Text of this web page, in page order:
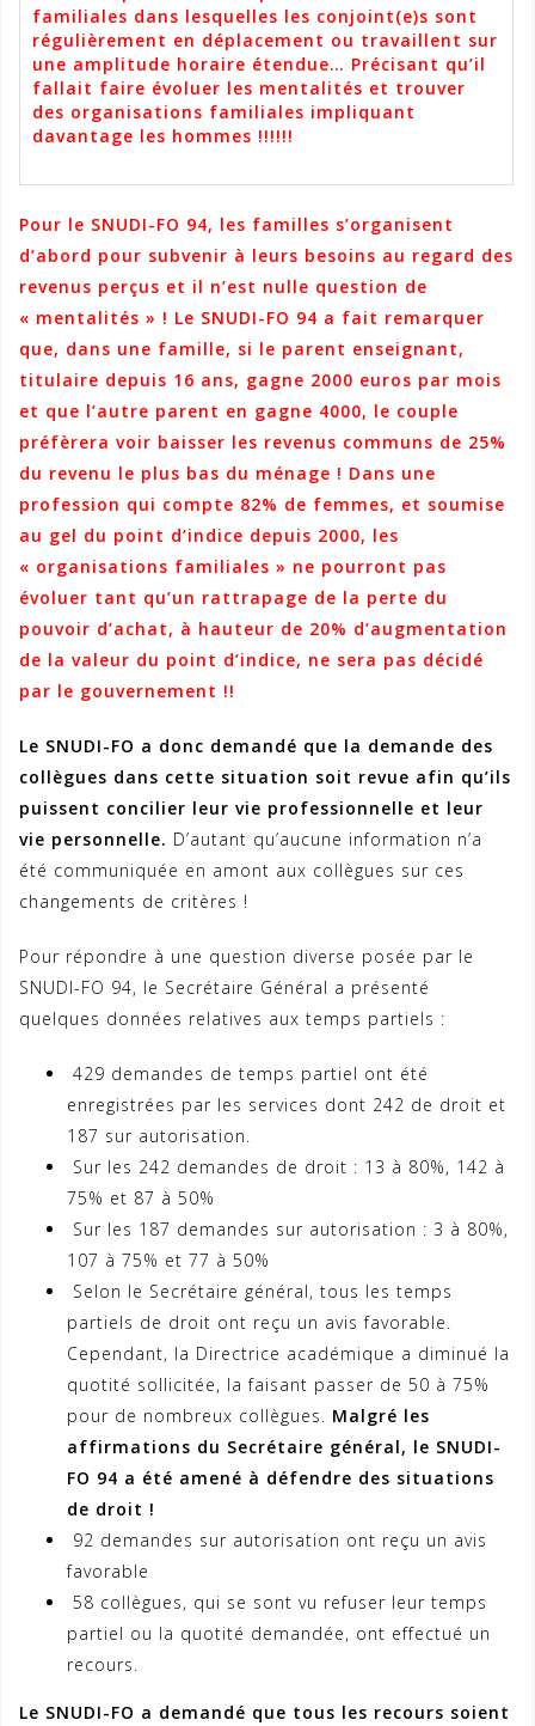
familiales dans lesquelles les conjoint(e)s sont
régulièrement en déplacement ou travaillent sur
une amplitude horaire étendue… Précisant qu’il
fallait faire évoluer les mentalités et trouver
des organisations familiales impliquant
davantage les hommes !!!!!!
Pour le SNUDI-FO 94, les familles s’organisent
d’abord pour subvenir à leurs besoins au regard des
revenus perçus et il n’est nulle question de
« mentalités » ! Le SNUDI-FO 94 a fait remarquer
que, dans une famille, si le parent enseignant,
titulaire depuis 16 ans, gagne 2000 euros par mois
et que l’autre parent en gagne 4000, le couple
préfèrera voir baisser les revenus communs de 25%
du revenu le plus bas du ménage ! Dans une
profession qui compte 82% de femmes, et soumise
au gel du point d’indice depuis 2000, les
« organisations familiales » ne pourront pas
évoluer tant qu’un rattrapage de la perte du
pouvoir d’achat, à hauteur de 20% d’augmentation
de la valeur du point d’indice, ne sera pas décidé
par le gouvernement !!
Le SNUDI-FO a donc demandé que la demande des
collègues dans cette situation soit revue afin qu’ils
puissent concilier leur vie professionnelle et leur
vie personnelle. D’autant qu’aucune information n’a
été communiquée en amont aux collègues sur ces
changements de critères !
Pour répondre à une question diverse posée par le
SNUDI-FO 94, le Secrétaire Général a présenté
quelques données relatives aux temps partiels :
429 demandes de temps partiel ont été
enregistrées par les services dont 242 de droit et
187 sur autorisation.
Sur les 242 demandes de droit : 13 à 80%, 142 à
75% et 87 à 50%
Sur les 187 demandes sur autorisation : 3 à 80%,
107 à 75% et 77 à 50%
Selon le Secrétaire général, tous les temps
partiels de droit ont reçu un avis favorable.
Cependant, la Directrice académique a diminué la
quotité sollicitée, la faisant passer de 50 à 75%
pour de nombreux collègues. Malgré les
affirmations du Secrétaire général, le SNUDI-
FO 94 a été amené à défendre des situations
de droit !
92 demandes sur autorisation ont reçu un avis
favorable
58 collègues, qui se sont vu refuser leur temps
partiel ou la quotité demandée, ont effectué un
recours.
Le SNUDI-FO a demandé que tous les recours soient